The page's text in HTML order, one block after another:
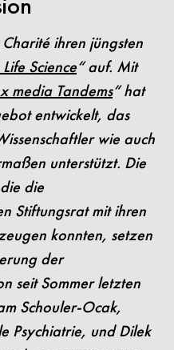
ihren jüngsten
Science“ auf. Mit
media Tandems“ hat
entwickelt, das
wie auch
unterstützt. Die
die
Stiftungsrat mit ihren
konnten, setzen
der
seit Sommer letzten
Schouler-Ocak,
Psychiatrie, und Dilek